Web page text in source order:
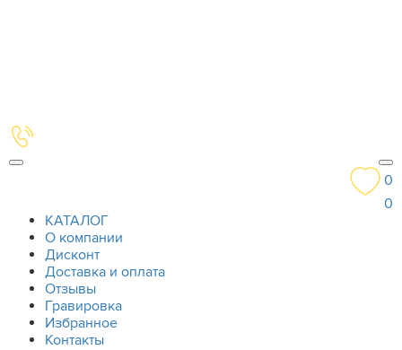
0
0
КАТАЛОГ
О компании
Дисконт
Доставка и оплата
Отзывы
Гравировка
Избранное
Контакты